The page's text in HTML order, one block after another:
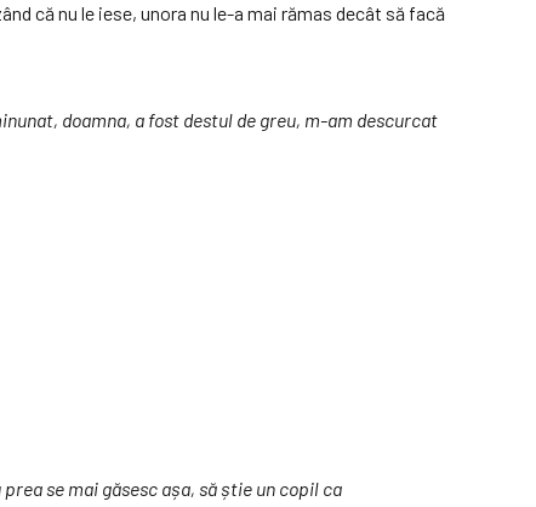
că nu le iese, unora nu le-a mai rămas decât să facă
doamna, a fost destul de greu, m-am descurcat
se mai găsesc așa, să știe un copil ca